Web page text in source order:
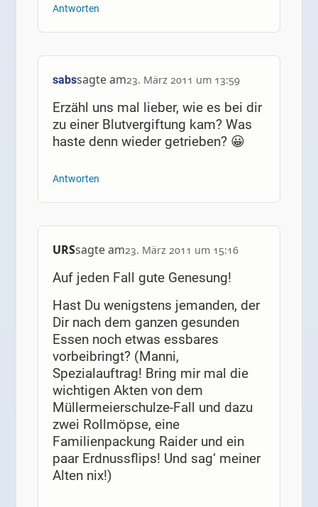
Antworten
sabssagte am23. März 2011 um 13:59
Erzähl uns mal lieber, wie es bei dir
zu einer Blutvergiftung kam? Was
haste denn wieder getrieben? 😀
Antworten
URSsagte am23. März 2011 um 15:16
Auf jeden Fall gute Genesung!
Hast Du wenigstens jemanden, der
Dir nach dem ganzen gesunden
Essen noch etwas essbares
vorbeibringt? (Manni,
Spezialauftrag! Bring mir mal die
wichtigen Akten von dem
Müllermeierschulze-Fall und dazu
zwei Rollmöpse, eine
Familienpackung Raider und ein
paar Erdnussflips! Und sag‘ meiner
Alten nix!)